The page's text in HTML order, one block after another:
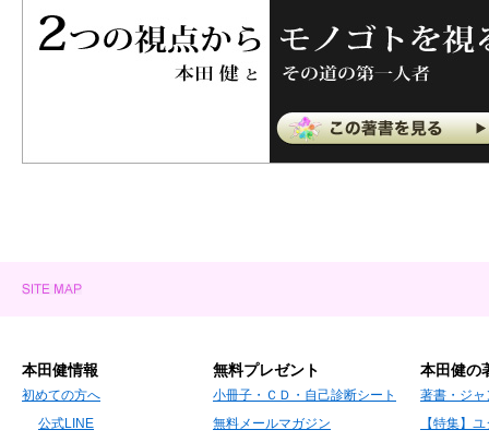
本田健情報
初めての方へ
公式LINE
無料プレゼント
小冊子・ＣＤ・自己診断シート
無料メールマガジン
本田健の
著書・ジャ
【特集】